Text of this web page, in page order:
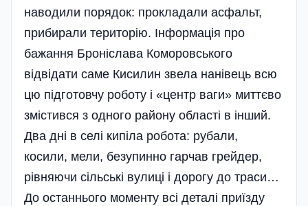
наводили порядок: прокладали асфальт,
прибирали територію. Інформація про
бажання Броніслава Коморовського
відвідати саме Кисилин звела нанівець всю
цю підготовчу роботу і «центр ваги» миттєво
змістився з одного району області в інший.
Два дні в селі кипі­ла робота: рубали,
косили, мели, безупинно гарчав грейдер,
рівняючи сільські вулиці і дорогу до траси…
До останнього моменту всі деталі приїзду